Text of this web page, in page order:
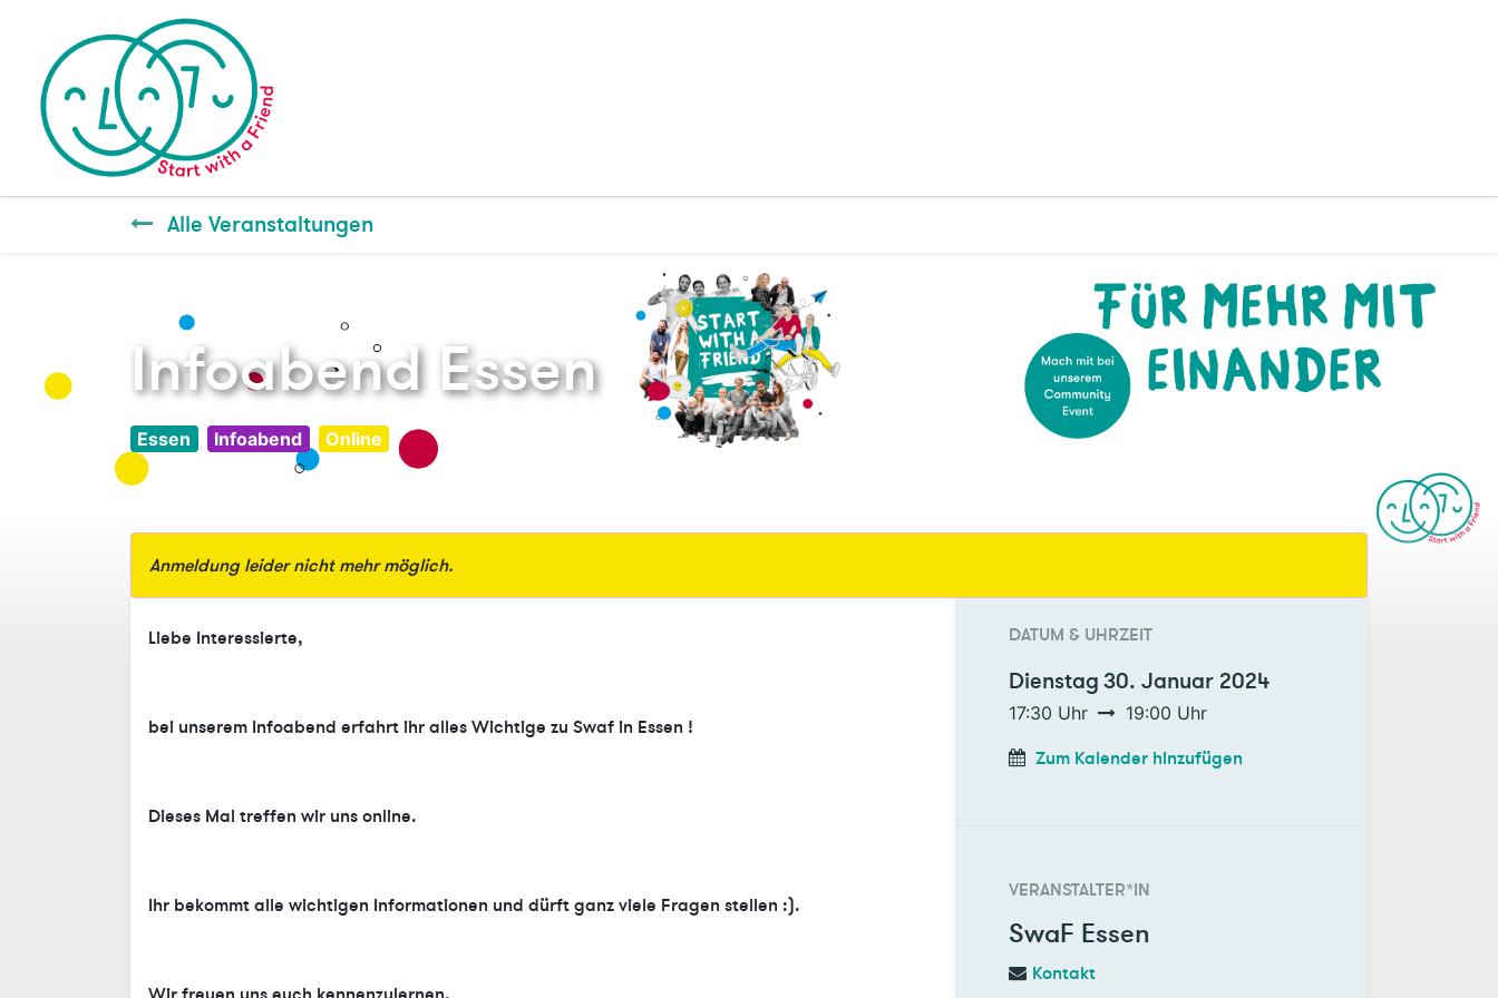
Alle Veranstaltungen
Infoabend Essen
Essen Infoabend Online
Anmeldung leider nicht mehr möglich.
Liebe Interessierte,
bei unserem Infoabend erfahrt ihr alles Wichtige zu Swaf in Essen !
Dieses Mal treffen wir uns online.
Ihr bekommt alle wichtigen Informationen und dürft ganz viele Fragen stellen :).
DATUM & UHRZEIT
Dienstag30. Januar 2024
17:30 Uhr 19:00 Uhr
Zum Kalender hinzufügen
VERANSTALTER*IN
SwaF Essen
Kontakt